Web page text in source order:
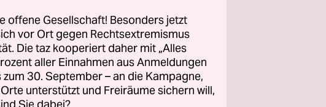
offene Gesellschaft! Besonders jetzt
vor Ort gegen Rechtsextremismus
Die taz kooperiert daher mit „Alles
aller Einnahmen aus Anmeldungen
zum 30. September – an die Kampagne,
unterstützt und Freiräume sichern will,
Sie dabei?